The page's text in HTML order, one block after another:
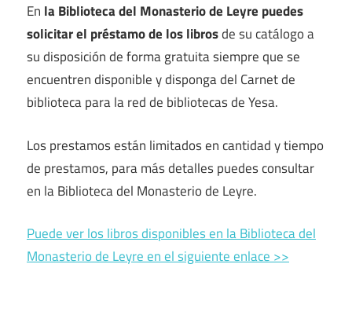
En la Biblioteca del Monasterio de Leyre puedes
solicitar el préstamo de los librosde su catálogo a
su disposición de forma gratuita siempre que se
encuentren disponible y disponga del Carnet de
biblioteca para la red de bibliotecas de Yesa.
Los prestamos están limitados en cantidad y tiempo
de prestamos, para más detalles puedes consultar
en la Biblioteca del Monasterio de Leyre.
Puede ver los libros disponibles en la Biblioteca del
Monasterio de Leyre en el siguiente enlace >>